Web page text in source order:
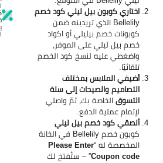
اختاري كوبون بيل ليلي كود خصم
Bellelily الذي تريدينه ضمن
كوبونات خصم بيليلي أو اكواد
خصم بيل ليلي على الموفر،
واضغطي عليه لنسخ كود الخصم
تلقائيًا.
أضيفي الملابس بمختلف
التصاميم والصيحات إلى سلة
التسوقالخاصة بك، ثمّ واصلي
لإتمام عملية الدفع.
ألصقي كود خصم بيل ليلي
كوبون خصم Bellelily في الخانة
المخصصة له “Please Enter
Coupon code” – ستُفتخ لك